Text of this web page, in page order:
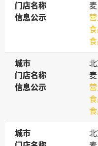
门店名称
门店名称
信息公示
信息公示
城市
城市
门店名称
门店名称
信息公示
信息公示
城市
城市